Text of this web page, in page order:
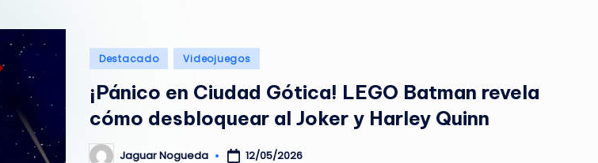
g
Publicado
Destacado Videojuegos
¡Pánico en Ciudad Gótica! LEGO Batman revela
cómo desbloquear al Joker y Harley Quinn
Jaguar Nogueda 12/05/2026